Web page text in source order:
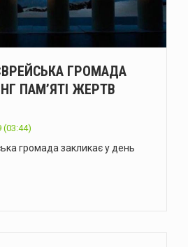
ГРОМАДА
ПАМ’ЯТІ ЖЕРТВ
(03:44)
громада закликає у день